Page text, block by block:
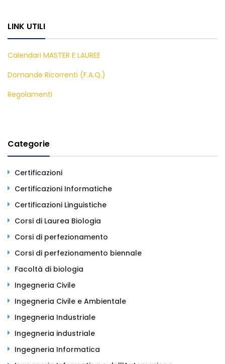
LINK UTILI
Calendari MASTER E LAUREE
Domande Ricorrenti (F.A.Q.)
Regolamenti
Categorie
Certificazioni
Certificazioni Informatiche
Certificazioni Linguistiche
Corsi di Laurea Biologia
Corsi di perfezionamento
Corsi di perfezionamento biennale
Facoltà di biologia
Ingegneria Civile
Ingegneria Civile e Ambientale
Ingegneria Industriale
Ingegneria industriale
Ingegneria Informatica